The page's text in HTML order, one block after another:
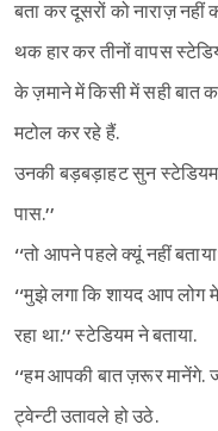
बता कर दूसरों को नाराज़ नहीं
थक हार कर तीनों वापस
के ज़माने में किसी में सही बात
मटोल कर रहे हैं.
उनकी बड़बड़ाहट सुन
पास.’’
‘‘तो आपने पहले क्यूं नहीं
‘‘मुझे लगा कि शायद आप लोग
रहा था.’’ स्टेडियम ने बताया.
‘‘हम आपकी बात ज़रूर मानेंगे.
ट्वेन्टी उतावले हो उठे.